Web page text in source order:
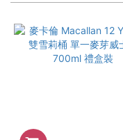
價格
(HK$)